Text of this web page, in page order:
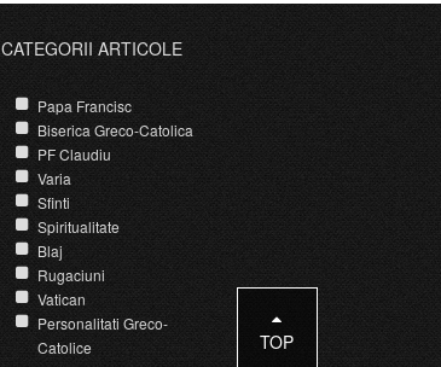
CATEGORII ARTICOLE
Papa Francisc
Biserica Greco-Catolica
PF Claudiu
Varia
Sfinti
Spiritualitate
Blaj
Rugaciuni
Vatican
Personalitati Greco-
Catolice
TOP